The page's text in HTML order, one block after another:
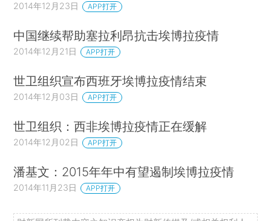
2014年12月23日 APP打开
中国继续帮助塞拉利昂抗击埃博拉疫情
2014年12月21日 APP打开
世卫组织宣布西班牙埃博拉疫情结束
2014年12月03日 APP打开
世卫组织：西非埃博拉疫情正在缓解
2014年12月02日 APP打开
潘基文：2015年年中有望遏制埃博拉疫情
2014年11月23日 APP打开